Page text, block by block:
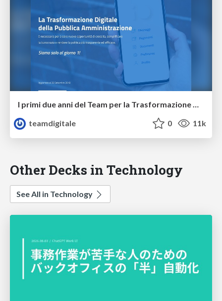
I primi due anni del Team per la Trasformazione Digitale
teamdigitale
0 11k
Other Decks in Technology
See All in Technology